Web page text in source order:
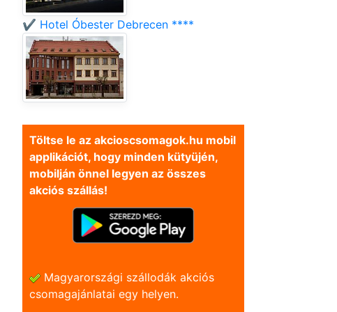
✔️ Hotel Óbester Debrecen ****
Töltse le az akcioscsomagok.hu mobil
applikációt, hogy minden kütyüjén,
mobilján önnel legyen az összes
akciós szállás!
Magyarországi szállodák akciós
csomagajánlatai egy helyen.